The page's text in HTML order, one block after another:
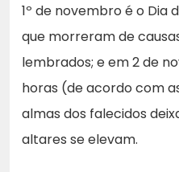
1º de novembro é o Dia
que morreram de
lembrados; e em 2 de
horas (de acordo com
almas dos falecidos
altares se elevam.